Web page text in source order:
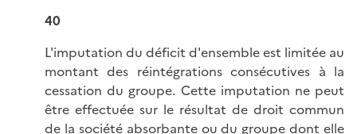
40
L'imputation du déficit d'ensemble est limitée au
montant des réintégrations consécutives à la
cessation du groupe. Cette imputation ne peut
être effectuée sur le résultat de droit commun
de la société absorbante ou du groupe dont elle